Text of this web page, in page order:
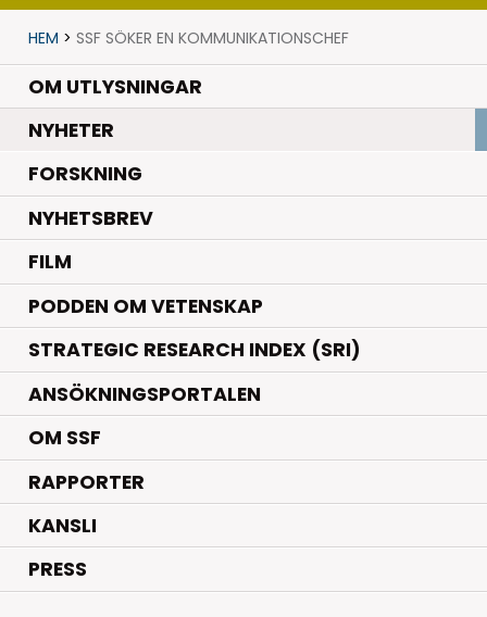
HEM > SSF SÖKER EN KOMMUNIKATIONSCHEF
OM UTLYSNINGAR
NYHETER.
FORSKNING.
NYHETSBREV
FILM
PODDEN OM VETENSKAP
STRATEGIC RESEARCH INDEX (SRI)
ANSÖKNINGSPORTALEN
OM SSF
RAPPORTER
KANSLI
PRESS